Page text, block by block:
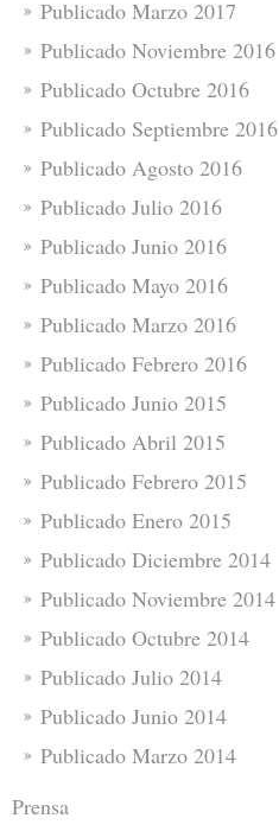
Publicado Marzo 2017
Publicado Noviembre 2016
Publicado Octubre 2016
Publicado Septiembre 2016
Publicado Agosto 2016
Publicado Julio 2016
Publicado Junio 2016
Publicado Mayo 2016
Publicado Marzo 2016
Publicado Febrero 2016
Publicado Junio 2015
Publicado Abril 2015
Publicado Febrero 2015
Publicado Enero 2015
Publicado Diciembre 2014
Publicado Noviembre 2014
Publicado Octubre 2014
Publicado Julio 2014
Publicado Junio 2014
Publicado Marzo 2014
Prensa